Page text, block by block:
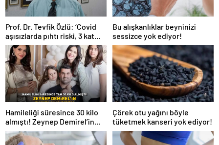
Prof. Dr. Tevfik Özlü: ‘Covid
aşısızlarda pıhtı riski, 3 kat
daha fazla’
Bu alışkanlıklar beyninizi
sessizce yok ediyor!
Hamileliği süresince 30 kilo
almıştı! Zeynep Demirel’in
zayıflama sırrı! MUCİZEVİ
ETKİ!
Çörek otu yağını böyle
tüketmek kanseri yok ediyor!